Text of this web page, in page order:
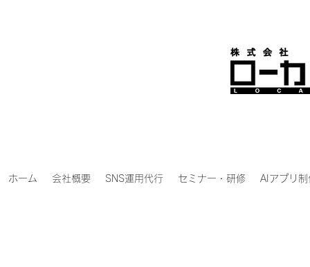
ホーム 会社概要 SNS運用代行 セミナー・研修 AIアプリ制